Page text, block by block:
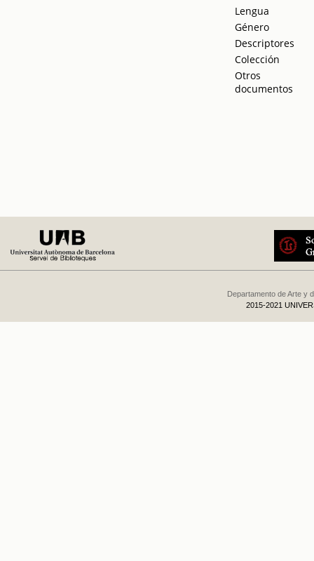
Lengua
Género
Descriptores
Colección
Otros
documentos
Departamento de Arte y
2015-2021